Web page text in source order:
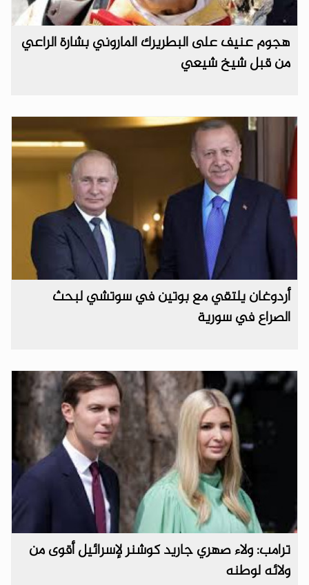
هجوم عنيف على البطريرك الماروني بشارة الراعي
من قبل شيخ شيعي
أردوغان يلتقي مع بوتين في سوتشي لبحث
الصراع في سورية
ترامب: ولاء صهري جاريد كوشنر لإسرائيل أقوى من
ولائه لوطنه